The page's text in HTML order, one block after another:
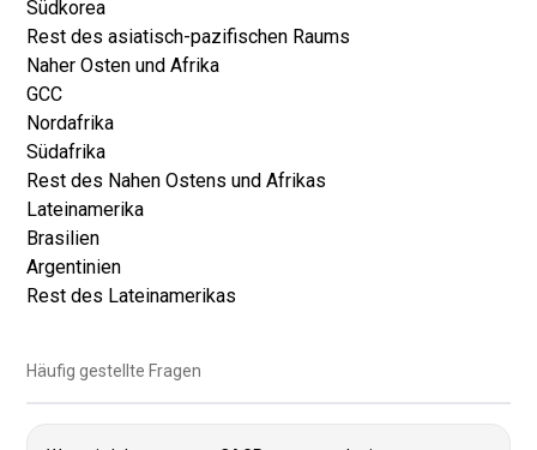
Südkorea
Rest des asiatisch-pazifischen Raums
Naher Osten und Afrika
GCC
Nordafrika
Südafrika
Rest des Nahen Ostens und Afrikas
Lateinamerika
Brasilien
Argentinien
Rest des Lateinamerikas
Häufig gestellte Fragen